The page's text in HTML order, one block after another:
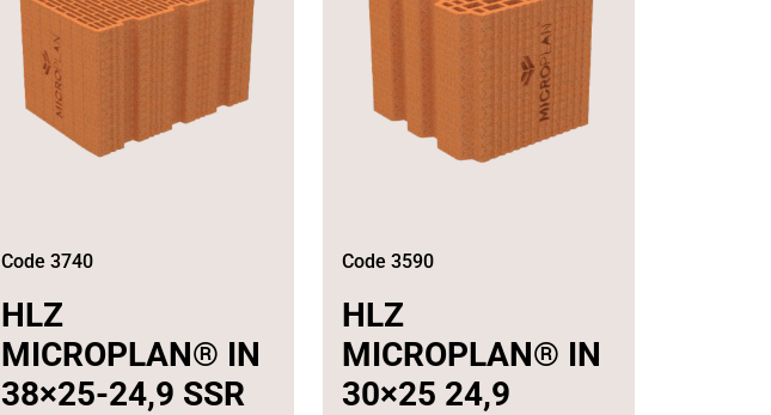
Code 3740
HLZ
MICROPLAN® IN
38×25-24,9 SSR
Code 3590
HLZ
MICROPLAN® IN
30×25 24,9